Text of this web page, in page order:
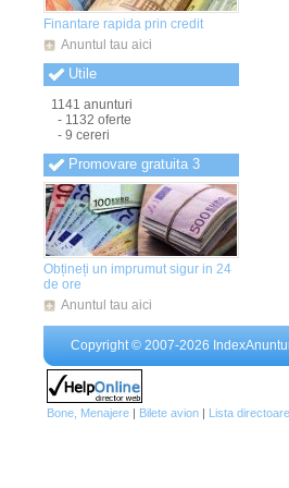
Anunturi Teleorman(838)
Anunturi Timis(841)
Anunturi Tulcea
Anunturi Vaslui
Anunturi Vrancea(835)
Finantare rapida prin credit
Anuntul tau aici
Utile
1141 anunturi
- 1132 oferte
- 9 cereri
Promovare gratuita 3
Obțineți un imprumut sigur in 24
de ore
Anuntul tau aici
Copyright © 2007-2026
Bone, Menajere | Bilete avion | Lista directoare